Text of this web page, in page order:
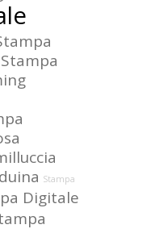
Stampa
Stampa
Digitale